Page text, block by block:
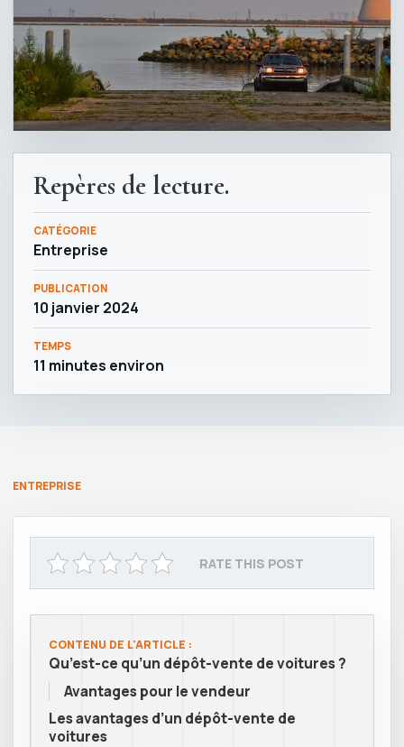
Repères de lecture.
CATÉGORIE
Entreprise
PUBLICATION
10 janvier 2024
TEMPS
11 minutes environ
ENTREPRISE
RATE THIS POST
CONTENU DE L'ARTICLE :
Qu’est-ce qu’un dépôt-vente de voitures ?
Avantages pour le vendeur
Les avantages d’un dépôt-vente de
voitures